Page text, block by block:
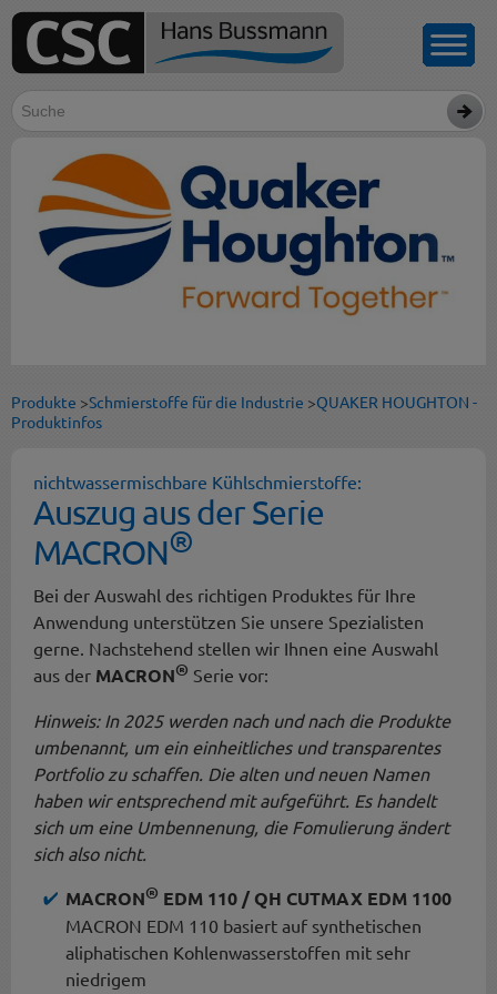
Produkte >Schmierstoffe für die Industrie >QUAKER HOUGHTON -
Produktinfos
nichtwassermischbare Kühlschmierstoffe:
Auszug aus der Serie
MACRON®
Bei der Auswahl des richtigen Produktes für Ihre
Anwendung unterstützen Sie unsere Spezialisten
gerne. Nachstehend stellen wir Ihnen eine Auswahl
aus der MACRON® Serie vor:
Hinweis: In 2025 werden nach und nach die Produkte
umbenannt, um ein einheitliches und transparentes
Portfolio zu schaffen. Die alten und neuen Namen
haben wir entsprechend mit aufgeführt. Es handelt
sich um eine Umbennenung, die Fomulierung ändert
sich also nicht.
MACRON® EDM 110 / QH CUTMAX EDM 1100
MACRON EDM 110 basiert auf synthetischen
aliphatischen Kohlenwasserstoffen mit sehr
niedrigem